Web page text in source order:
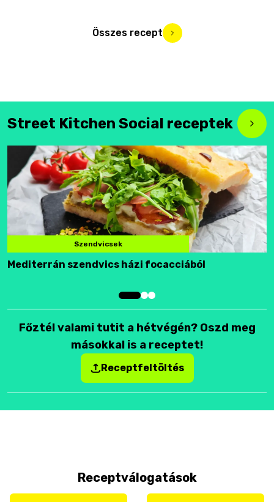
Összes recept
Street Kitchen Social receptek
Szendvicsek
Mediterrán szendvics házi focacciából
Főztél valami tutit a hétvégén? Oszd meg
másokkal is a receptet!
Receptfeltöltés
Receptválogatások